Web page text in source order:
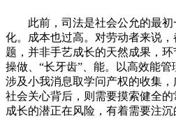
此前，司法是社会公允的最初
化。成本也过高。对劳动者来说
题，并非手艺成长的天然成果，
操做、“长牙齿”、能。以高效能
涉及小我消息取学问产权的收集，
社会关心背后，则需要摸索健全
成长的潜正在风险，有着需要注